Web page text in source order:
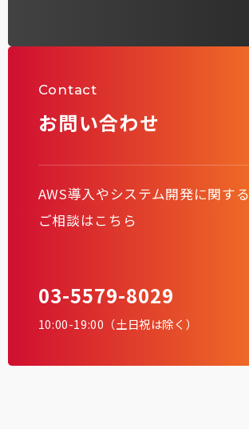
Contact
お問い合わせ
AWS導入やシステム開発に関する
ご相談はこちら
03-5579-8029
10:00-19:00（土日祝は除く）